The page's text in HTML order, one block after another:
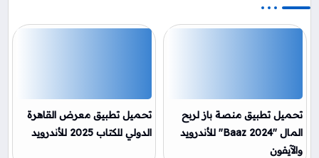
تحميل تطبيق منصة باز لربح
المال "Baaz 2024" للأندرويد
والآيفون
تحميل تطبيق معرض القاهرة
الدولي للكتاب 2025 للأندرويد